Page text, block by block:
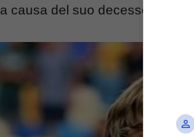
causa del suo decesso.